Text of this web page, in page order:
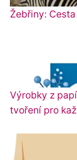
Žebřiny:
Výrobky z
tvoření pro